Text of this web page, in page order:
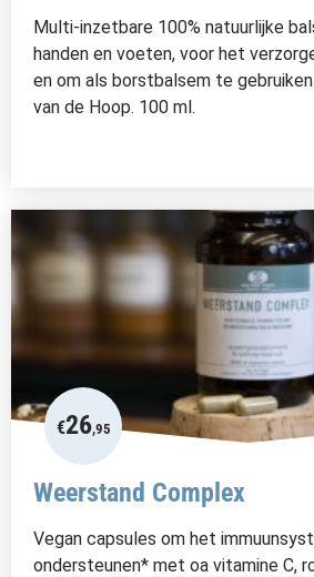
Multi-inzetbare 100% natuurlijke
handen en voeten, voor het
en om als borstbalsem te
van de Hoop. 100 ml.
€26,95
Weerstand Complex
Vegan capsules om het
ondersteunen* met oa vitamine C,